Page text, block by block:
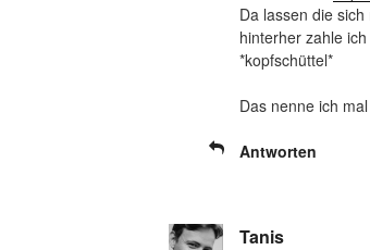
Da lassen die
hinterher zahle
*kopfschüttel*
Das nenne ich
Antworten
Tanis